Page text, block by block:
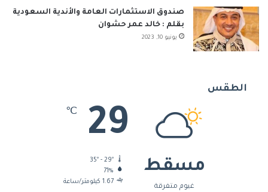
صندوق الاستثمارات العامة والأندية السعودية
بقلم : خالد عمر حشوان
يونيو 10, 2023
الطقس
مسقط
غيوم متفرقة
29
℃
35º - 29º
71%
1.67 كيلومتر/ساعة